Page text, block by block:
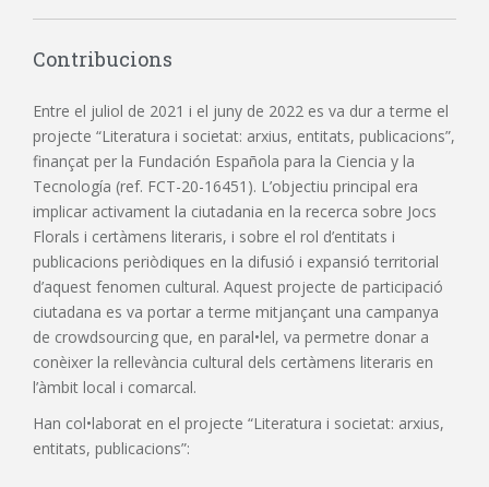
Contribucions
Entre el juliol de 2021 i el juny de 2022 es va dur a terme el
projecte “Literatura i societat: arxius, entitats, publicacions”,
finançat per la Fundación Española para la Ciencia y la
Tecnología (ref. FCT-20-16451). L’objectiu principal era
implicar activament la ciutadania en la recerca sobre Jocs
Florals i certàmens literaris, i sobre el rol d’entitats i
publicacions periòdiques en la difusió i expansió territorial
d’aquest fenomen cultural. Aquest projecte de participació
ciutadana es va portar a terme mitjançant una campanya
de crowdsourcing que, en paral•lel, va permetre donar a
conèixer la rellevància cultural dels certàmens literaris en
l’àmbit local i comarcal.
Han col•laborat en el projecte “Literatura i societat: arxius,
entitats, publicacions”: